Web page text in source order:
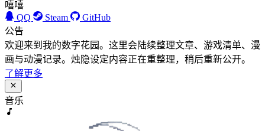
嘻嘻
QQ
Steam
GitHub
公告
欢迎来到我的数字花园。这里会陆续整理文章、游戏清单、漫
画与动漫记录。烛隐设定内容正在重整理，稍后重新公开。
了解更多
音乐